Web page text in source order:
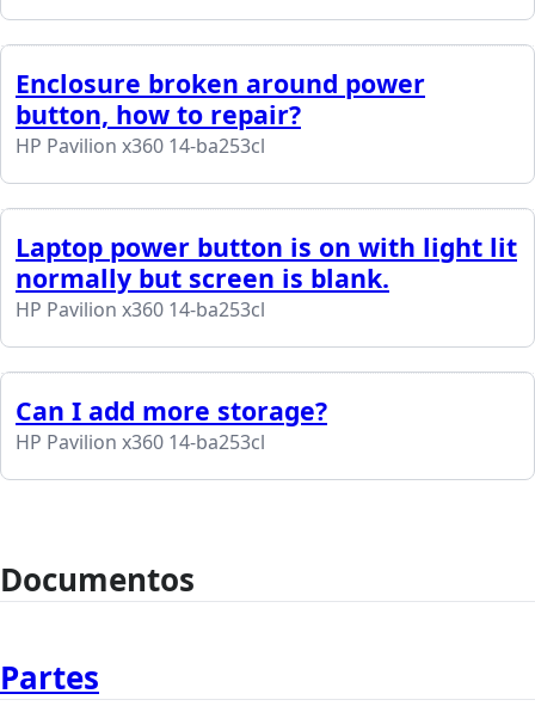
Enclosure broken around power
button, how to repair?
HP Pavilion x360 14-ba253cl
Laptop power button is on with light lit
normally but screen is blank.
HP Pavilion x360 14-ba253cl
Can I add more storage?
HP Pavilion x360 14-ba253cl
Documentos
Partes